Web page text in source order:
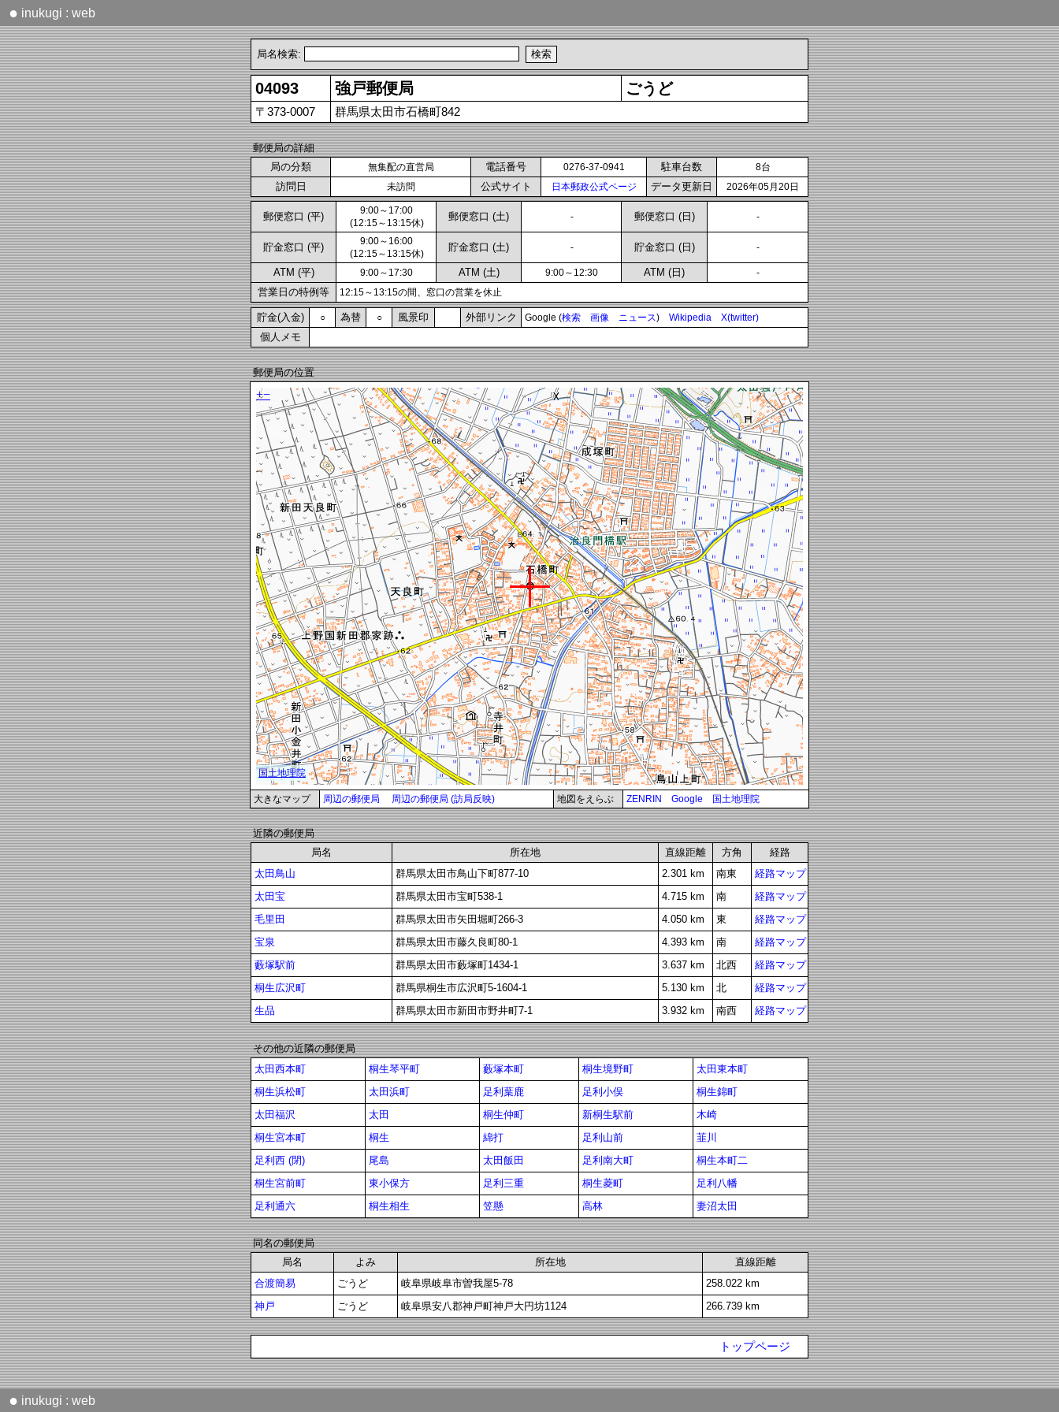
● inukugi : web
局名検索:
04093 強戸郵便局 ごうど
〒373-0007 群馬県太田市石橋町842
郵便局の詳細
局の分類
無集配の直営局 電話番号 0276-37-0941 駐車台数 8台
訪問日 未訪問 公式サイト 日本郵政公式ページ データ更新日 2026年05月20日
郵便窓口 (平)
9:00～17:00
(12:15～13:15休)
郵便窓口 (土) - 郵便窓口 (日) -
貯金窓口 (平)
9:00～16:00
(12:15～13:15休)
貯金窓口 (土) - 貯金窓口 (日) -
ATM (平) 9:00～17:30 ATM (土) 9:00～12:30 ATM (日) -
営業日の特例等 12:15～13:15の間、窓口の営業を休止
貯金(入金) ○ 為替 ○ 風景印 外部リンク Google (検索 画像 ニュース) Wikipedia X(twitter)
個人メモ
郵便局の位置
大きなマップ 周辺の郵便局 周辺の郵便局 (訪局反映) 地図をえらぶ ZENRIN Google 国土地理院
近隣の郵便局
局名
所在地 直線距離 方角
経路
太田鳥山
群馬県太田市鳥山下町877-10 2.301 km 南東
経路マップ
太田宝
群馬県太田市宝町538-1 4.715 km 南
経路マップ
毛里田
群馬県太田市矢田堀町266-3 4.050 km 東
経路マップ
宝泉
群馬県太田市藤久良町80-1 4.393 km 南
経路マップ
藪塚駅前
群馬県太田市藪塚町1434-1 3.637 km 北西
経路マップ
桐生広沢町
群馬県桐生市広沢町5-1604-1 5.130 km 北
経路マップ
生品
群馬県太田市新田市野井町7-1 3.932 km 南西 経路マップ
その他の近隣の郵便局
太田西本町
桐生琴平町 藪塚本町 桐生境野町
太田東本町
桐生浜松町
太田浜町 足利葉鹿 足利小俣
桐生錦町
太田福沢
太田 桐生仲町 新桐生駅前
木崎
桐生宮本町
桐生 綿打 足利山前
韮川
足利西 (閉)
尾島 太田飯田 足利南大町
桐生本町二
桐生宮前町
東小保方 足利三重 桐生菱町
足利八幡
足利通六
桐生相生 笠懸 高林 妻沼太田
同名の郵便局
局名
よみ 所在地
直線距離
合渡簡易
ごうど 岐阜県岐阜市曽我屋5-78
258.022 km
神戸
ごうど 岐阜県安八郡神戸町神戸大円坊1124 266.739 km
トップページ
● inukugi : web